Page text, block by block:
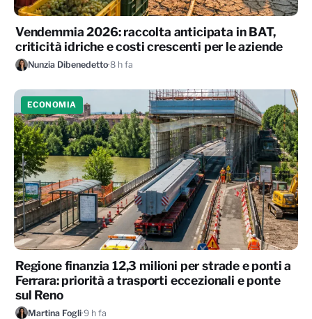
Vendemmia 2026: raccolta anticipata in BAT,
criticità idriche e costi crescenti per le aziende
Nunzia Dibenedetto·8 h fa
ECONOMIA
Regione finanzia 12,3 milioni per strade e ponti a
Ferrara: priorità a trasporti eccezionali e ponte
sul Reno
Martina Fogli·9 h fa